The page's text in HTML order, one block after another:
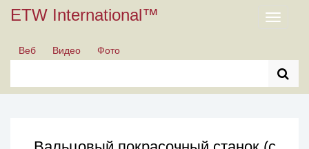
ETW International™
Toggle
Веб
Видео Фото